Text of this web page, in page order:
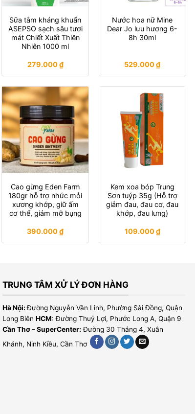
Sữa tắm kháng khuẩn
ASEPSO sạch sâu tươi
mát Chiết Xuất Thiên
Nhiên 1000 ml
279.000₫
Nước hoa nữ Mine
Dear Jo lưu hương 6-
8h 30ml
529.000₫
Cao gừng Eden Farm
180gr hỗ trợ nhức mỏi
xương khớp, giữ ấm
cơ thể, giảm mỡ bụng
390.000₫
Kem xoa bóp Trung
Sơn tuýp 35g (Hỗ trợ
giảm đau, đau cơ, đau
khớp, đau lưng)
109.000₫
TRUNG TÂM XỬ LÝ ĐƠN HÀNG
Hà Nội:Đường Nguyễn Văn Linh, Phường Sài Đồng, Quận
Long BiênHCM: Đường Thuỷ Lợi, Phước Long A, Quận 9
Cần Thơ – SuperCenter: Đường 30 Tháng 4, Xuân
Khánh, Ninh Kiều, Cần Thơ